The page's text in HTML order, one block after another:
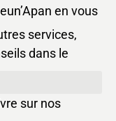
en vous
services,
dans le
sur nos